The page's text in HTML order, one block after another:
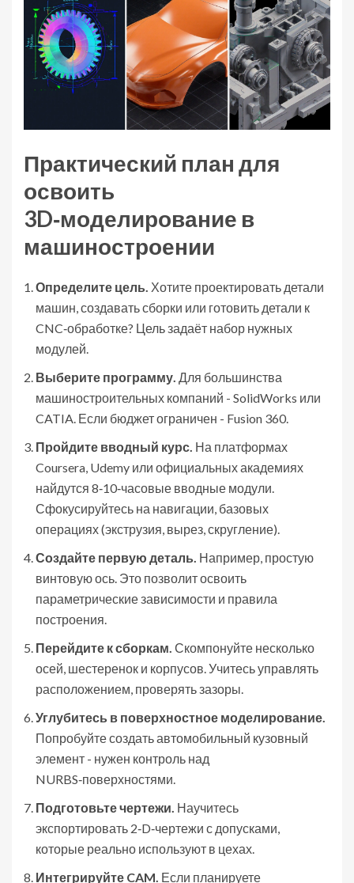
Практический план для
освоить
3D‑моделирование в
машиностроении
Определите цель. Хотите проектировать детали
машин, создавать сборки или готовить детали к
CNC‑обработке? Цель задаёт набор нужных
модулей.
Выберите программу. Для большинства
машиностроительных компаний - SolidWorks или
CATIA. Если бюджет ограничен - Fusion 360.
Пройдите вводный курс. На платформах
Coursera, Udemy или официальных академиях
найдутся 8‑10‑часовые вводные модули.
Сфокусируйтесь на навигации, базовых
операциях (экструзия, вырез, скругление).
Создайте первую деталь. Например, простую
винтовую ось. Это позволит освоить
параметрические зависимости и правила
построения.
Перейдите к сборкам. Скомпонуйте несколько
осей, шестеренок и корпусов. Учитесь управлять
расположением, проверять зазоры.
Углубитесь в поверхностное моделирование.
Попробуйте создать автомобильный кузовный
элемент - нужен контроль над
NURBS‑поверхностями.
Подготовьте чертежи. Научитесь
экспортировать 2‑D‑чертежи с допусками,
которые реально используют в цехах.
Интегрируйте CAM. Если планируете